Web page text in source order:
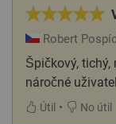
Robert
Špičkový, tichý,
náročné
Útil • No útil